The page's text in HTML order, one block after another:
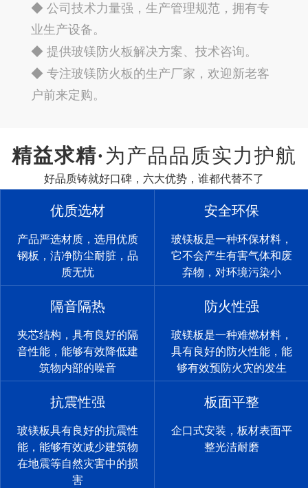
◆ 公司技术力量强，生产管理规范，拥有专
业生产设备。
◆ 提供玻镁防火板解决方案、技术咨询。
◆ 专注玻镁防火板的生产厂家，欢迎新老客
户前来定购。
精益求精·为产品品质实力护航
好品质铸就好口碑，六大优势，谁都代替不了
优质选材
产品严选材质，选用优质
钢板，洁净防尘耐脏，品
质无忧
安全环保
玻镁板是一种环保材料，
它不会产生有害气体和废
弃物，对环境污染小
隔音隔热
夹芯结构，具有良好的隔
音性能，能够有效降低建
筑物内部的噪音
防火性强
玻镁板是一种难燃材料，
具有良好的防火性能，能
够有效预防火灾的发生
抗震性强
玻镁板具有良好的抗震性
能，能够有效减少建筑物
在地震等自然灾害中的损
害
板面平整
企口式安装，板材表面平
整光洁耐磨